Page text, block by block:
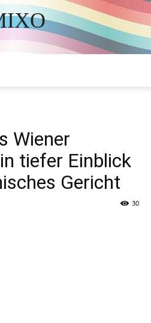
ART OF PUBLISHING
Wiener
tiefer Einblick
Gericht
30